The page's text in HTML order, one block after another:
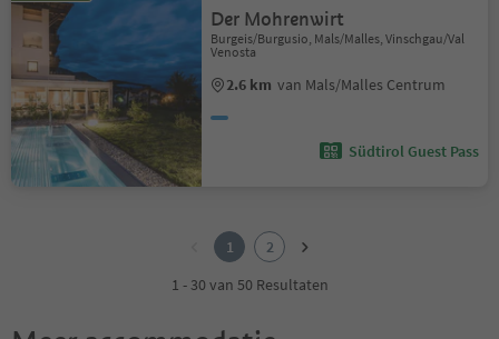
Der Mohrenwirt
Burgeis/Burgusio, Mals/Malles, Vinschgau/Val
Venosta
2.6 km van Mals/Malles Centrum
Südtirol Guest Pass
1
2
1 - 30 van 50 Resultaten